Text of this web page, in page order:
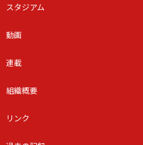
スタジアム
動画
連載
組織概要
リンク